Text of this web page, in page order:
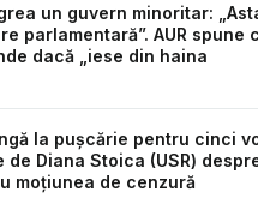
un guvern minoritar:
parlamentară”. AUR spune
dacă „iese din haina
la pușcărie pentru cinci
Diana Stoica (USR)
moțiunea de cenzură